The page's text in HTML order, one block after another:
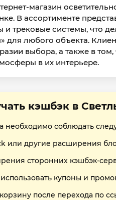
магазин
В ассортименте
и трековые системы, что
для любого объекта.
выбора, а также в
в их интерьере.
кэшбэк в
необходимо соблюдать
или другие расширения
сторонних кэшбэк-
купоны и
после перехода по